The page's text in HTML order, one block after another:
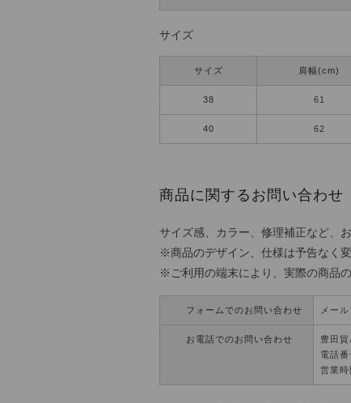
サイズ
サイズ 肩幅(cm)
38 61
40 62
商品に関するお問い合わせ
サイズ感、カラー、修理補正など、
※商品のデザイン、仕様は予告なく
※ご利用の端末により、実際の商品
フォームでのお問い合わせ メー
お電話でのお問い合わせ
豊田
電話
営業